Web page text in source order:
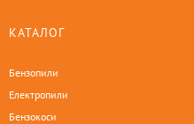
КАТАЛОГ
Бензопили
Електропили
Бензокоси